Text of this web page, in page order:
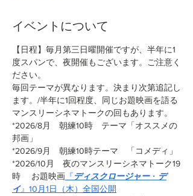
イベントについて
【日程】毎月第三日曜開催ですが、半年に1
度スパンで、夜開催もございます。ご注意く
ださい。
毎回テーマが異なります。決まり次第追記し
ます。/半年に1回程度、同じお題映画を語る
マンスリーシネマトークの回もあります。
*2026/8月　朝練10時　テーマ「オススメの
邦画」
*2026/9月　朝練10時テーマ　「コメディ」
*2026/10月　夜のマンスリーシネマトーク19
時 　お題映画 『ディスクロージャー・ デ
イ』10月1日（木）全国公開